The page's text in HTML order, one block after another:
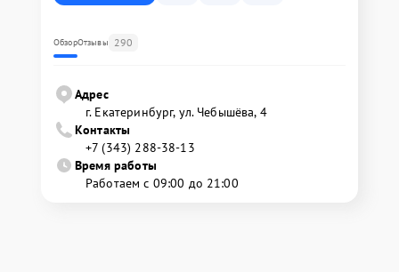
ОбзорОтзывы 290
Адрес
г. Екатеринбург, ул. Чебышёва, 4
Контакты
+7 (343) 288-38-13
Время работы
Работаем с 09:00 до 21:00